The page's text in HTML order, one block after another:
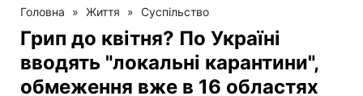
Головна » Життя » Суспільство
Грип до квітня? По Україні
вводять "локальні карантини",
обмеження вже в 16 областях